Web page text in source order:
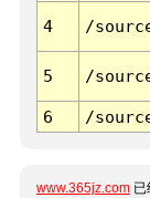
4 /
5 /
6 /
www.365jz.com